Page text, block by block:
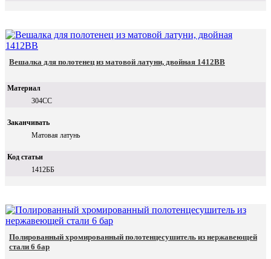
Вешалка для полотенец из матовой латуни, двойная 1412BB
Материал
304СС
Заканчивать
Матовая латунь
Код статьи
1412ББ
Полированный хромированный полотенцесушитель из нержавеющей
стали 6 бар